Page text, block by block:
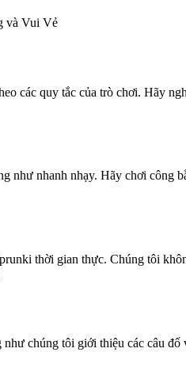
và Vui Vẻ
các quy tắc của trò chơi. Hãy
như nhanh nhạy. Hãy chơi
thời gian thực. Chúng tôi
chúng tôi giới thiệu các câu